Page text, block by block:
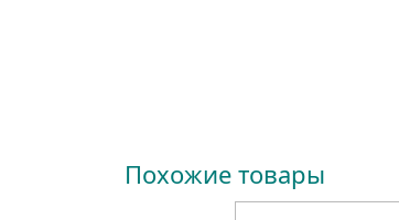
Похожие товары